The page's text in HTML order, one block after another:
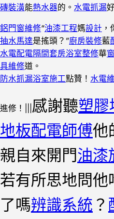
磚裝潢能熱水器的。 水電抓漏
鋁門窗維修“油漆工程媽設計 ，
抽水馬達是搖頭？”廚房裝修藍
水電配電隔間套房浴室整修華
具維修道。
防水抓漏浴室施工點贊！ 水電
進修！||| 感謝聽塑膠
地板配電師傅他
親自來開門油漆
若有所思地問他
了嗎辨識系統 ？